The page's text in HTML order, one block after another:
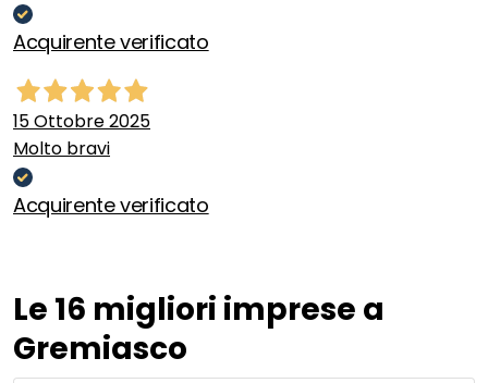
Acquirente verificato
15 Ottobre 2025
Molto bravi
Acquirente verificato
Le 16 migliori imprese a
Gremiasco